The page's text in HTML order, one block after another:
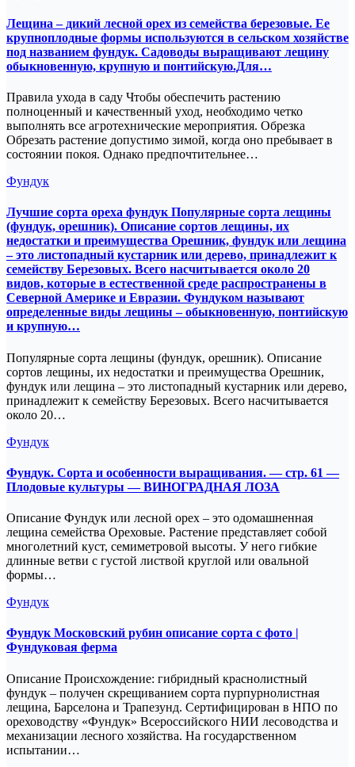
Лещина – дикий лесной орех из семейства березовые. Ее
крупноплодные формы используются в сельском хозяйстве
под названием фундук. Садоводы выращивают лещину
обыкновенную, крупную и понтийскую.Для…
Правила ухода в саду Чтобы обеспечить растению
полноценный и качественный уход, необходимо четко
выполнять все агротехнические мероприятия. Обрезка
Обрезать растение допустимо зимой, когда оно пребывает в
состоянии покоя. Однако предпочтительнее…
Фундук
Лучшие сорта ореха фундук Популярные сорта лещины
(фундук, орешник). Описание сортов лещины, их
недостатки и преимущества Орешник, фундук или лещина
– это листопадный кустарник или дерево, принадлежит к
семейству Березовых. Всего насчитывается около 20
видов, которые в естественной среде распространены в
Северной Америке и Евразии. Фундуком называют
определенные виды лещины – обыкновенную, понтийскую
и крупную…
Популярные сорта лещины (фундук, орешник). Описание
сортов лещины, их недостатки и преимущества Орешник,
фундук или лещина – это листопадный кустарник или дерево,
принадлежит к семейству Березовых. Всего насчитывается
около 20…
Фундук
Фундук. Сорта и особенности выращивания. — стр. 61 —
Плодовые культуры — ВИНОГРАДНАЯ ЛОЗА
Описание Фундук или лесной орех – это одомашненная
лещина семейства Ореховые. Растение представляет собой
многолетний куст, семиметровой высоты. У него гибкие
длинные ветви с густой листвой круглой или овальной
формы…
Фундук
Фундук Московский рубин описание сорта c фото |
Фундуковая ферма
Описание Происхождение: гибридный краснолистный
фундук – получен скрещиванием сорта пурпурнолистная
лещина, Барселона и Трапезунд. Сертифицирован в НПО по
ореховодству «Фундук» Всероссийского НИИ лесоводства и
механизации лесного хозяйства. На государственном
испытании…